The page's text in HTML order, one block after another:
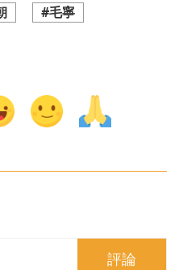
#毛寧
評論